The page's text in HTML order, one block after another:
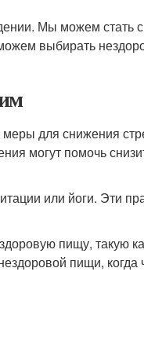
Мы можем стать
выбирать
меры для снижения
могут помочь
или йоги. Эти
пищу, такую
пищи, когда